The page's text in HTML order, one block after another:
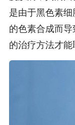
是由于黑色素
的色素合成而
的治疗方法才能